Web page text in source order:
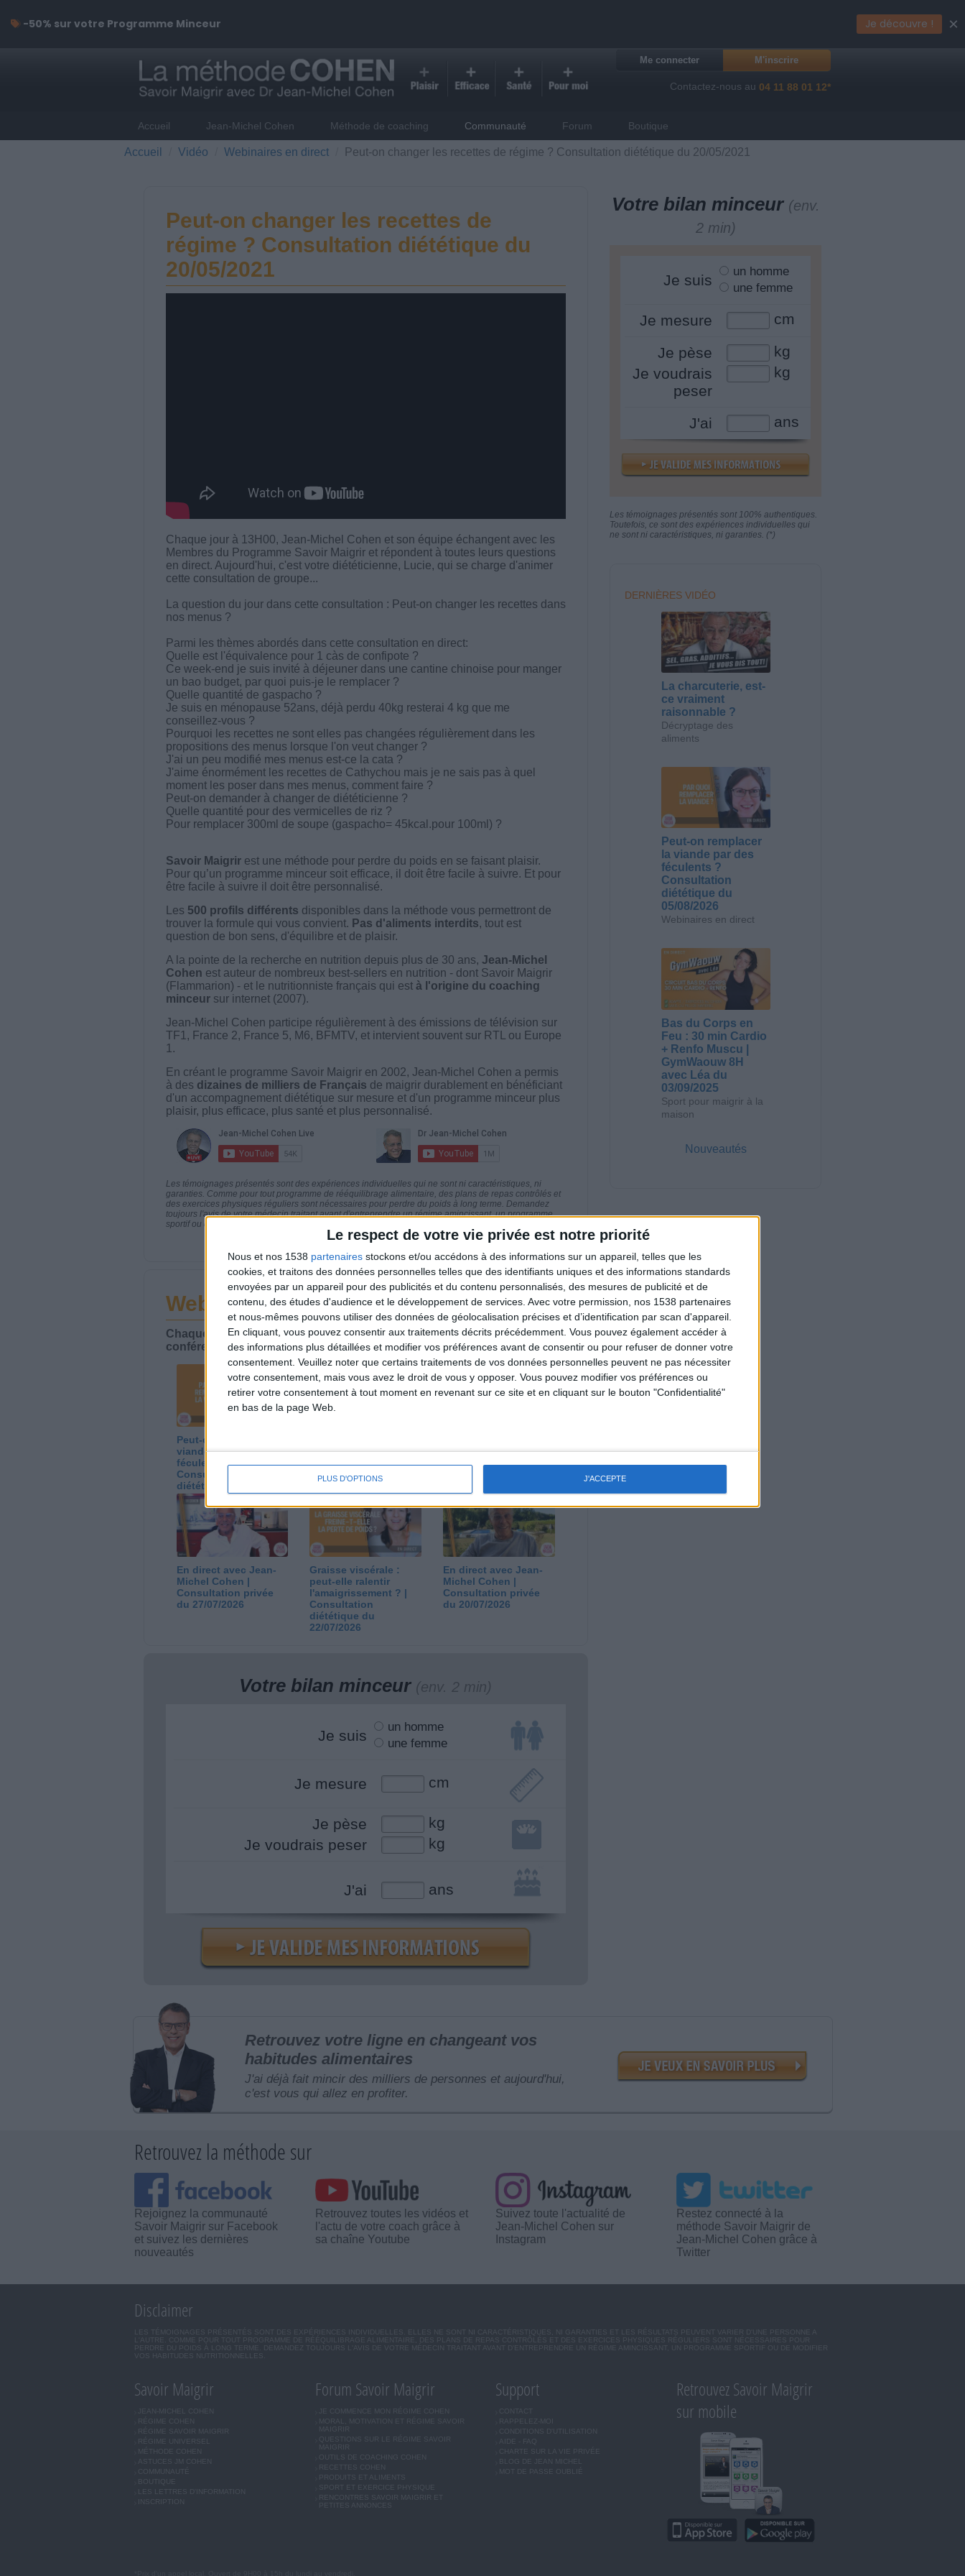
Le respect de votre vie privée est notre priorité
Nous et nos 1538 partenaires stockons et/ou accédons à des informations sur un appareil, telles que les
cookies, et traitons des données personnelles telles que des identifiants uniques et des informations standards
envoyées par un appareil pour des publicités et du contenu personnalisés, des mesures de publicité et de
contenu, des études d'audience et le développement de services. Avec votre permission, nos 1538 partenaires
et nous-mêmes pouvons utiliser des données de géolocalisation précises et d’identification par scan d'appareil.
En cliquant, vous pouvez consentir aux traitements décrits précédemment. Vous pouvez également accéder à
des informations plus détaillées et modifier vos préférences avant de consentir ou pour refuser de donner votre
consentement. Veuillez noter que certains traitements de vos données personnelles peuvent ne pas nécessiter
votre consentement, mais vous avez le droit de vous y opposer. Vous pouvez modifier vos préférences ou
retirer votre consentement à tout moment en revenant sur ce site et en cliquant sur le bouton "Confidentialité"
en bas de la page Web.
PLUS D'OPTIONS J'ACCEPTE
Me connecter M'inscrire
Contactez-nous au 04 11 88 01 12*
Accueil Jean-Michel Cohen Méthode de coaching Communauté Forum Boutique
Accueil Vidéo Webinaires en direct Peut-on changer les recettes de régime ? Consultation diététique du 20/05/2021
Peut-on changer les recettes de
régime ? Consultation diététique du
20/05/2021
Chaque jour à 13H00, Jean-Michel Cohen et son équipe échangent avec les
Membres du Programme Savoir Maigrir et répondent à toutes leurs questions
en direct. Aujourd'hui, c'est votre diététicienne, Lucie, qui se charge d'animer
cette consultation de groupe...
La question du jour dans cette consultation : Peut-on changer les recettes dans
nos menus ?
Parmi les thèmes abordés dans cette consultation en direct:
Quelle est l'équivalence pour 1 càs de confipote ?
Ce week-end je suis invité à déjeuner dans une cantine chinoise pour manger
un bao budget, par quoi puis-je le remplacer ?
Quelle quantité de gaspacho ?
Je suis en ménopause 52ans, déjà perdu 40kg resterai 4 kg que me
conseillez-vous ?
Pourquoi les recettes ne sont elles pas changées régulièrement dans les
propositions des menus lorsque l'on veut changer ?
J'ai un peu modifié mes menus est-ce la cata ?
J'aime énormément les recettes de Cathychou mais je ne sais pas à quel
moment les poser dans mes menus, comment faire ?
Peut-on demander à changer de diététicienne ?
Quelle quantité pour des vermicelles de riz ?
Pour remplacer 300ml de soupe (gaspacho= 45kcal.pour 100ml) ?
Savoir Maigrirest une méthode pour perdre du poids en se faisant plaisir.
Pour qu’un programme minceur soit efficace, il doit être facile à suivre. Et pour
être facile à suivre il doit être personnalisé.
Les 500 profils différents disponibles dans la méthode vous permettront de
trouver la formule qui vous convient. Pas d'aliments interdits, tout est
question de bon sens, d'équilibre et de plaisir.
A la pointe de la recherche en nutrition depuis plus de 30 ans, Jean-Michel
Cohen est auteur de nombreux best-sellers en nutrition - dont Savoir Maigrir
(Flammarion) - et le nutritionniste français qui est à l'origine du coaching
minceursur internet (2007).
Jean-Michel Cohen participe régulièrement à des émissions de télévision sur
TF1, France 2, France 5, M6, BFMTV, et intervient souvent sur RTL ou Europe
1.
En créant le programme Savoir Maigrir en 2002, Jean-Michel Cohen a permis
à des dizaines de milliers de Français de maigrir durablement en bénéficiant
d'un accompagnement diététique sur mesure et d'un programme minceur plus
plaisir, plus efficace, plus santé et plus personnalisé.
Les témoignages présentés sont des expériences individuelles qui ne sont ni caractéristiques, ni
garanties. Comme pour tout programme de rééquilibrage alimentaire, des plans de repas contrôlés et
des exercices physiques réguliers sont nécessaires pour perdre du poids à long terme. Demandez
toujours l'avis de votre médecin traitant avant d'entreprendre un régime amincissant, un programme
sportif ou de modifier vos habitudes nutritionnelles.
Webinaires en direct Voir tout
Chaque semaine, posez vos questions en live en participant à des vidéo-
conférences avec Jean-Michel et les diététiciennes du programme.
Peut-on remplacer la
viande par des
féculents ?
Consultation
diététique du
05/08/2026
calories est-il trop
copieux ?
Consultation
03/08/2026
dernier kilo avant la
stabilisation ? |
29/07/2026
En direct avec Jean-
Michel Cohen |
Consultation privée
du 27/07/2026
Graisse viscérale :
peut-elle ralentir
l'amaigrissement ? |
Consultation
diététique du
22/07/2026
En direct avec Jean-
Michel Cohen |
Consultation privée
du 20/07/2026
Votre bilan minceur (env. 2 min)
Je suis
un homme
une femme
Je mesure cm
Je pèse
kg
Je voudrais peser
kg
J'ai ans
Votre bilan minceur (env.
2 min)
Je suis
un homme
une femme
Je mesure cm
Je pèse
kg
Je voudrais
peser
kg
J'ai ans
Les témoignages présentés sont 100% authentiques.
Toutefois, ce sont des expériences individuelles qui
ne sont ni caractéristiques, ni garanties. (*)
DERNIÈRES VIDÉO
La charcuterie, est-
ce vraiment
raisonnable ?
Décryptage des
aliments
Peut-on remplacer
la viande par des
féculents ?
Consultation
diététique du
05/08/2026
Webinaires en direct
Bas du Corps en
Feu : 30 min Cardio
+ Renfo Muscu |
GymWaouw 8H
avec Léa du
03/09/2025
Sport pour maigrir à la
maison
Nouveautés
Retrouvez votre ligne en changeant vos
habitudes alimentaires
J'ai déjà fait mincir des milliers de personnes et aujourd'hui,
c'est vous qui allez en profiter.
Retrouvez la méthode sur
Rejoignez la communauté
Savoir Maigrir sur Facebook
et suivez les dernières
nouveautés
Retrouvez toutes les vidéos et
l'actu de votre coach grâce à
sa chaîne Youtube
Suivez toute l'actualité de
Jean-Michel Cohen sur
Instagram
Restez connecté à la
méthode Savoir Maigrir de
Jean-Michel Cohen grâce à
Twitter
Disclaimer
LES TÉMOIGNAGES PRÉSENTÉS SONT DES EXPÉRIENCES INDIVIDUELLES. ELLES NE SONT NI CARACTÉRISTIQUES, NI GARANTIES ET LES RÉSULTATS PEUVENT VARIER D'UNE PERSONNE A
L'AUTRE. COMME POUR TOUT PROGRAMME DE RÉÉQUILIBRAGE ALIMENTAIRE, DES PLANS DE REPAS CONTRÔLÉS ET DES EXERCICES PHYSIQUES RÉGULIERS SONT NÉCESSAIRES POUR
PERDRE DU POIDS À LONG TERME. DEMANDEZ TOUJOURS L'AVIS DE VOTRE MÉDECIN TRAITANT AVANT D'ENTREPRENDRE UN RÉGIME AMINCISSANT, UN PROGRAMME SPORTIF OU DE MODIFIER
VOS HABITUDES NUTRITIONNELLES.
Savoir Maigrir
JEAN-MICHEL COHEN
RÉGIME COHEN
RÉGIME SAVOIR MAIGRIR
RÉGIME UNIVERSEL
ASTUCES JM COHEN
COMMUNAUTÉ
LES LETTRES D'INFORMATION
INSCRIPTION
Forum Savoir Maigrir
JE COMMENCE MON RÉGIME COHEN
MORAL, MOTIVATION ET RÉGIME SAVOIR
MAIGRIR
QUESTIONS SUR LE RÉGIME SAVOIR
MAIGRIR
OUTILS DE COACHING COHEN
RECETTES COHEN
PRODUITS ET ALIMENTS
SPORT ET EXERCICE PHYSIQUE
RENCONTRES SAVOIR MAIGRIR ET
PETITES ANNONCES
Support
CONTACT
RAPPELEZ-MOI
CONDITIONS D'UTILISATION
AIDE - FAQ
CHARTE SUR LA VIE PRIVÉE
BLOG DE JEAN MICHEL
MOT DE PASSE OUBLIÉ
Retrouvez Savoir Maigrir
sur mobile
-50% sur votre Programme Minceur Je découvre ! ×